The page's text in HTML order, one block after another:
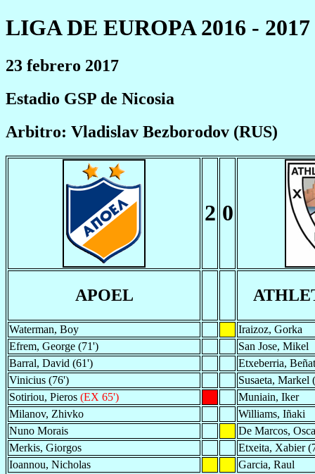
LIGA DE EUROPA 2016 - 2017
23 febrero 2017
Estadio GSP de Nicosia
Arbitro: Vladislav Bezborodov (RUS)
2 0
APOEL
Waterman, Boy
Iraizoz, Gorka
Efrem, George (71')
San Jose, Mikel
Barral, David (61')
Etxeberria, Beñat
Vinicius (76')
Susaeta, Markel
Sotiriou, Pieros (EX 65')
Muniain, Iker
Milanov, Zhivko
Williams, Iñaki
Nuno Morais
De Marcos,
Merkis, Giorgos
Etxeita, Xabier
Ioannou, Nicholas
Garcia, Raul